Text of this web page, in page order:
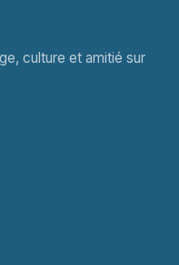
culture et amitié sur